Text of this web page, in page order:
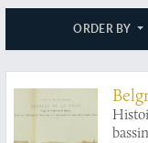
ORDER BY